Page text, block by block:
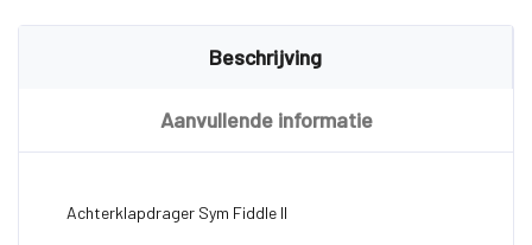
Beschrijving
Aanvullende informatie
Achterklapdrager Sym Fiddle II